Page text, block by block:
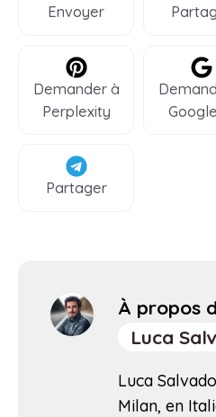
Envoyer
Demander à
Perplexity
Partager
À propos
Luca
Luca
Milan, en